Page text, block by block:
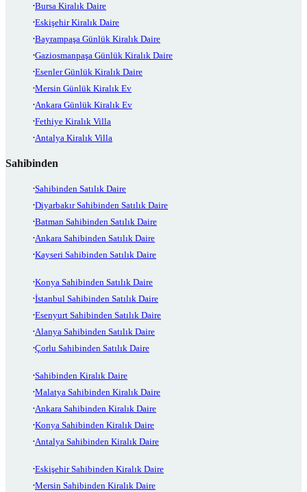
Bursa Kiralık Daire
Eskişehir Kiralık Daire
Bayrampaşa Günlük Kiralık Daire
Gaziosmanpaşa Günlük Kiralık Daire
Esenler Günlük Kiralık Daire
Mersin Günlük Kiralık Ev
Ankara Günlük Kiralık Ev
Fethiye Kiralık Villa
Antalya Kiralık Villa
Sahibinden
Sahibinden Satılık Daire
Diyarbakır Sahibinden Satılık Daire
Batman Sahibinden Satılık Daire
Ankara Sahibinden Satılık Daire
Kayseri Sahibinden Satılık Daire
Konya Sahibinden Satılık Daire
İstanbul Sahibinden Satılık Daire
Esenyurt Sahibinden Satılık Daire
Alanya Sahibinden Satılık Daire
Çorlu Sahibinden Satılık Daire
Sahibinden Kiralık Daire
Malatya Sahibinden Kiralık Daire
Ankara Sahibinden Kiralık Daire
Konya Sahibinden Kiralık Daire
Antalya Sahibinden Kiralık Daire
Eskişehir Sahibinden Kiralık Daire
Mersin Sahibinden Kiralık Daire